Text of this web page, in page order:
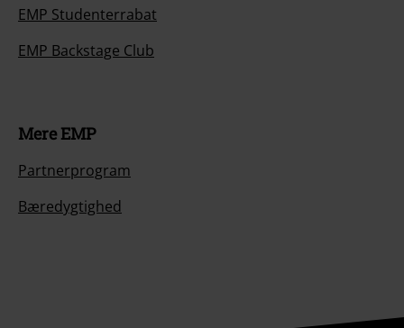
EMP Studenterrabat
EMP Backstage Club
Mere EMP
Partnerprogram
Bæredygtighed